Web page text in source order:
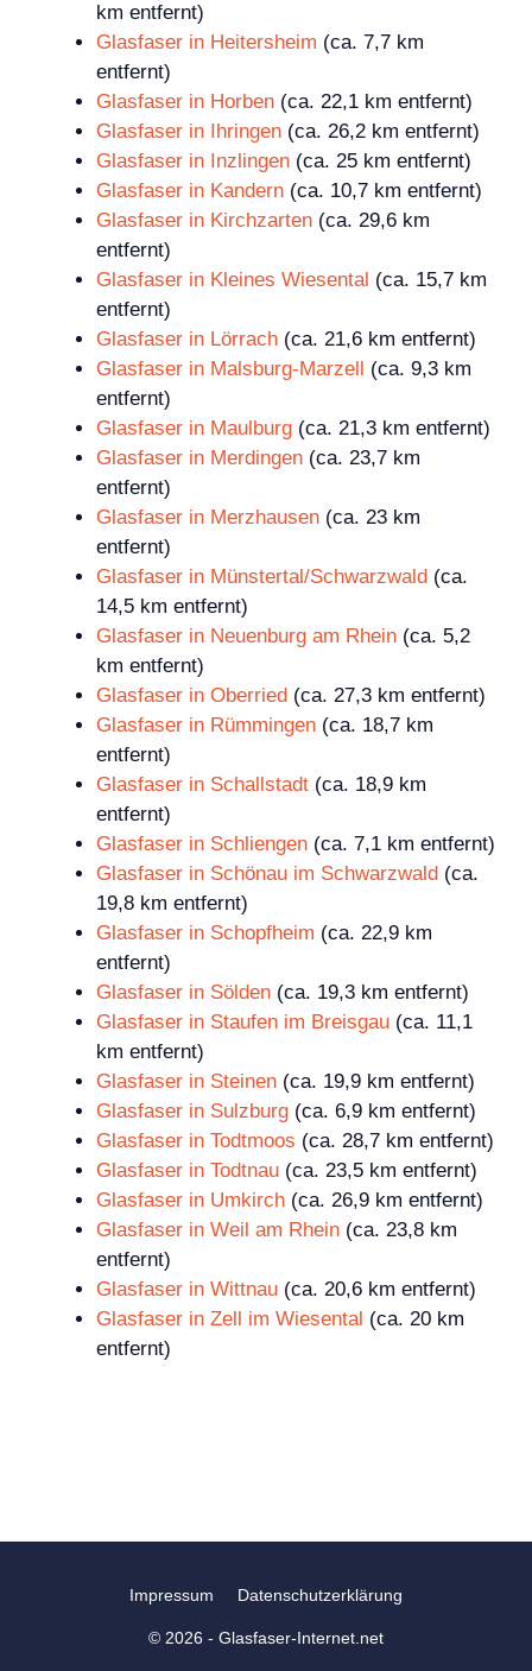
km entfernt)
Glasfaser in Heitersheim (ca. 7,7 km
entfernt)
Glasfaser in Horben (ca. 22,1 km entfernt)
Glasfaser in Ihringen (ca. 26,2 km entfernt)
Glasfaser in Inzlingen (ca. 25 km entfernt)
Glasfaser in Kandern (ca. 10,7 km entfernt)
Glasfaser in Kirchzarten (ca. 29,6 km
entfernt)
Glasfaser in Kleines Wiesental (ca. 15,7 km
entfernt)
Glasfaser in Lörrach (ca. 21,6 km entfernt)
Glasfaser in Malsburg-Marzell
(ca. 9,3 km
entfernt)
Glasfaser in Maulburg (ca. 21,3 km entfernt)
Glasfaser in Merdingen (ca. 23,7 km
entfernt)
Glasfaser in Merzhausen (ca. 23 km
entfernt)
Glasfaser in Münstertal/Schwarzwald (ca.
14,5 km entfernt)
Glasfaser in Neuenburg am Rhein (ca. 5,2
km entfernt)
Glasfaser in Oberried (ca. 27,3 km entfernt)
Glasfaser in Rümmingen (ca. 18,7 km
entfernt)
Glasfaser in Schallstadt (ca. 18,9 km
entfernt)
Glasfaser in Schliengen (ca. 7,1 km entfernt)
Glasfaser in Schönau im Schwarzwald (ca.
19,8 km entfernt)
Glasfaser in Schopfheim (ca. 22,9 km
entfernt)
Glasfaser in Sölden (ca. 19,3 km entfernt)
Glasfaser in Staufen im Breisgau (ca. 11,1
km entfernt)
Glasfaser in Steinen (ca. 19,9 km entfernt)
Glasfaser in Sulzburg (ca. 6,9 km entfernt)
Glasfaser in Todtmoos (ca. 28,7 km entfernt)
Glasfaser in Todtnau (ca. 23,5 km entfernt)
Glasfaser in Umkirch (ca. 26,9 km entfernt)
Glasfaser in Weil am Rhein (ca. 23,8 km
entfernt)
Glasfaser in Wittnau (ca. 20,6 km entfernt)
Glasfaser in Zell im Wiesental (ca. 20 km
entfernt)
Impressum Datenschutzerklärung
© 2026 - Glasfaser-Internet.net